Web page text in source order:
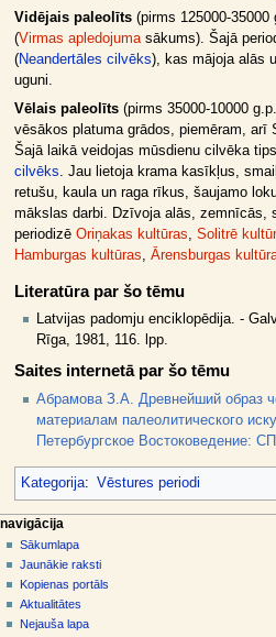
Vidējais paleolīts(pirms 125000-35000
(Virmas apledojumasākums). Šajā
(Neandertāles cilvēks), kas mājoja alās
uguni.
Vēlais paleolīts(pirms 35000-10000
vēsākos platuma grādos, piemēram, arī
Šajā laikā veidojas mūsdienu cilvēka
cilvēks . Jau lietoja krama kasīkļus,
retušu, kaula un raga rīkus, šaujamo
mākslas darbi. Dzīvoja alās, zemnīcās,
periodizē Oriņakas kultūras Solitrē
Hamburgas kultūras
Ārensburgas
Literatūra par šo tēmu
Latvijas padomju enciklopēdija. -
Rīga, 1981, 116. lpp.
Saites internetā par šo tēmu
Абрамова З.A. Древнейший образ
материалам палеолитического
Петербургское Востоковедение:
Kategorija: Vēstures periodi
N
a
v
g
lapas darbības
raksts
diskusija
skatīt
aplūkot
kodu
dalībnieka rīki
pieslēgties
navigācija
Sākumlapa
Jaunākie raksti
Kopienas portāls
Aktualitātes
Nejauša lapa